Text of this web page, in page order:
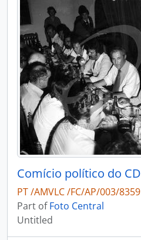
PT /AMVLC /FC/AP/003/8359
Part ofFoto Central
Untitled